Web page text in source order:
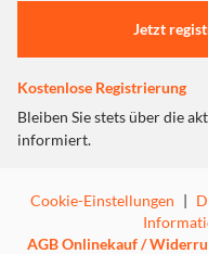
Jetzt
Kostenlose Registrierung
Bleiben Sie stets über die
informiert.
Cookie-Einstellungen |
AGB Onlinekauf /